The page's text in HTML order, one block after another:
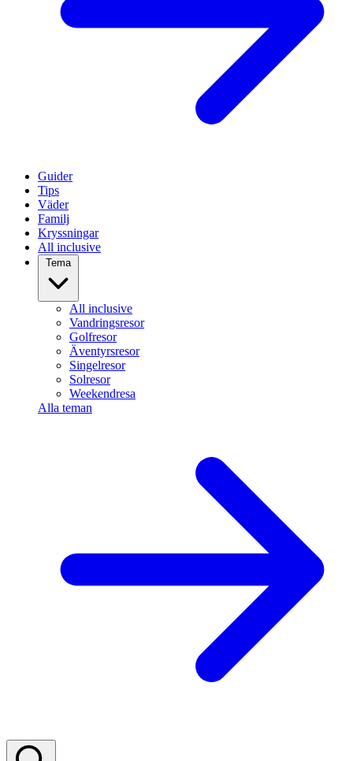
Guider
Tips
Väder
Familj
Kryssningar
All inclusive
Tema
All inclusive
Vandringsresor
Golfresor
Äventyrsresor
Singelresor
Solresor
Weekendresa
Alla teman